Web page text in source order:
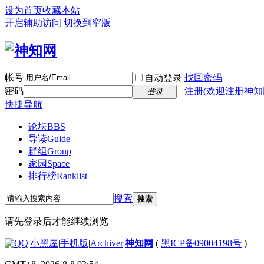
设为首页收藏本站
开启辅助访问 切换到窄版
帐号 自动登录 找回密码
密码
登录
注册(欢迎注册神
快捷导航
论坛BBS
导读Guide
群组Group
家园 Space
排行榜Ranklist
搜索 搜索
请先登录后才能继续浏览
|小黑屋|手机版|Archiver|神知网 ( 黑ICP备09004198号 )